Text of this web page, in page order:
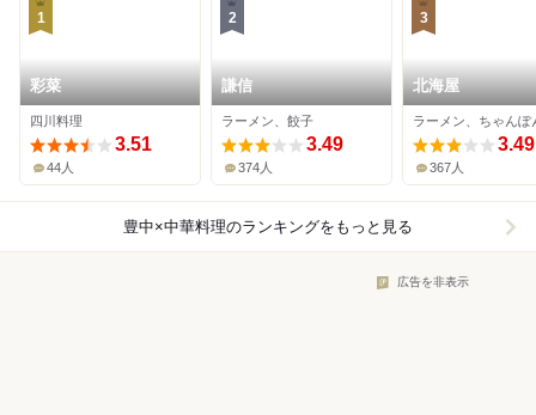
1
彩菜
四川料理
3.51
44人
2
謙信
ラーメン、餃子
3.49
374人
3
北海屋
3.49
367人
豊中×中華料理のランキングをもっと見る
広告を非表示